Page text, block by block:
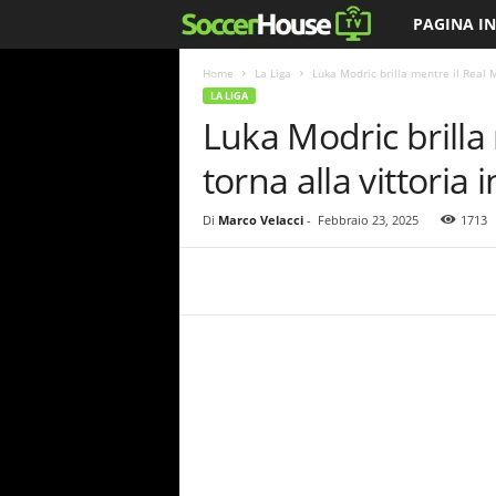
o
c
e
H
PAGINA
Home La Liga Luka Modric brilla mentre il Real
LA LIGA
Luka Modric
torna alla vittoria
Di Marco Velacci- Febbraio 23, 2025 1713